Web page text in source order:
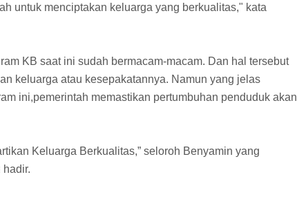
untuk menciptakan keluarga yang berkualitas," kata
KB saat ini sudah bermacam-macam. Dan hal tersebut
keluarga atau kesepakatannya. Namun yang jelas
ini,pemerintah memastikan pertumbuhan penduduk akan
Keluarga Berkualitas,” seloroh Benyamin yang
hadir.